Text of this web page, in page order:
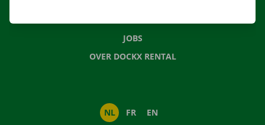
JOBS
OVER DOCKX RENTAL
NL FR EN